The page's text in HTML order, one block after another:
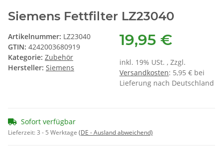
Siemens Fettfilter LZ23040
Artikelnummer: LZ23040
GTIN: 4242003680919
Kategorie: Zubehör
Hersteller: Siemens
19,95 €
inkl. 19% USt. , Zzgl.
Versandkosten: 5,95 € bei
Lieferung nach Deutschland
Sofort verfügbar
Lieferzeit:3 - 5 Werktage (DE - Ausland abweichend)